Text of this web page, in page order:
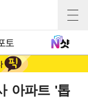
토
아파트 '톱